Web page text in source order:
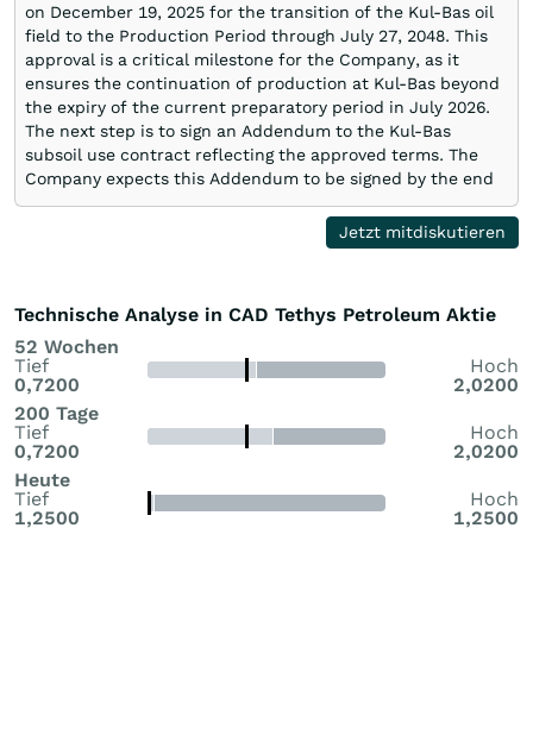
on December 19, 2025 for the transition of the Kul-Bas oil
field to the Production Period through July 27, 2048. This
approval is a critical milestone for the Company, as it
ensures the continuation of production at Kul-Bas beyond
the expiry of the current preparatory period in July 2026.
The next step is to sign an Addendum to the Kul-Bas
subsoil use contract reflecting the approved terms. The
Company expects this Addendum to be signed by the end
of January 2026, subject to completion of the required
formal procedures.Operations updateOil production from
wells KBD-02, KBD-06, and KBD-07 has averaged
surface facilities. W …
Jetzt mitdiskutieren
Technische Analyse in CAD Tethys Petroleum Aktie
52 Wochen
Tief
0,7200
Hoch
2,0200
200 Tage
Tief
0,7200
Hoch
2,0200
Heute
Tief
1,2500
Hoch
1,2500